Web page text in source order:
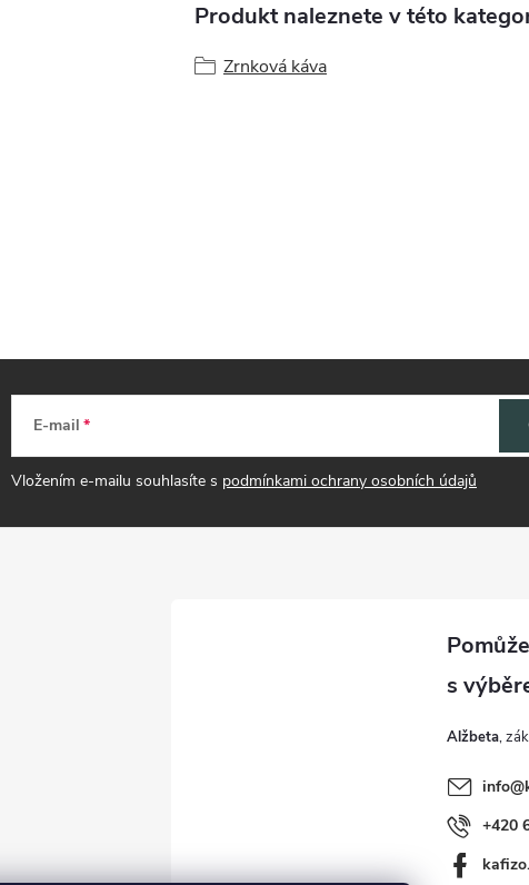
Produkt naleznete v této
Zrnková káva
E-mail
Vložením e-mailu souhlasíte s podmínkami ochrany osobních údajů
Alžbeta
info@
+420